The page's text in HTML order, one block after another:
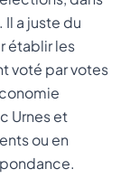
a juste du
établir les
voté par votes
Urnes et
ou en